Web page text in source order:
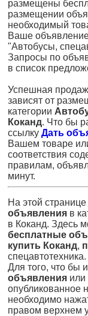
размещены
размещении
необходимый
Ваше
"Автобусы,
Запросы по
в список
Успешная
зависят от
категории
Коканд. Что бы
ссылку Дать
Вашем товаре
соответствия
правилам,
минут.
На этой
объявления в
в Коканд. Здесь
бесплатные
купить Коканд,
спецавтотехника.
Для того, что бы
объявления или
опубликованное
необходимо
правом верхнем